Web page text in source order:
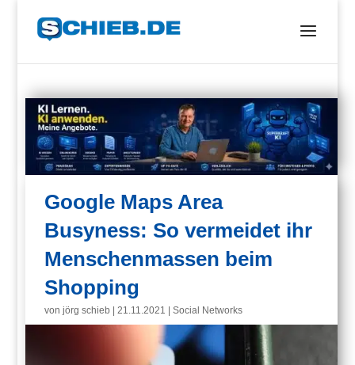
Google Maps Area
Busyness: So vermeidet ihr
Menschenmassen beim
Shopping
vonjörg schieb |21.11.2021 |Social Networks